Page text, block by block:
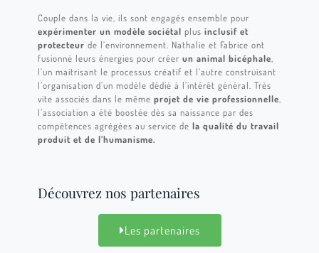
Couple dans la vie, ils sont engagés ensemble pour
expérimenter un modèle sociétal plus inclusif et
protecteur de l’environnement. Nathalie et Fabrice ont
fusionné leurs énergies pour créer un animal bicéphale
l’un maitrisant le processus créatif et l’autre construisant
l’organisation d’un modèle dédié à l’intérêt général. Très
vite associés dans le même projet de vie professionnelle
l’association a été boostée dès sa naissance par des
compétences agrégées au service de la qualité du travail
produit et de l’humanisme.
Découvrez nos partenaires
Les partenaires